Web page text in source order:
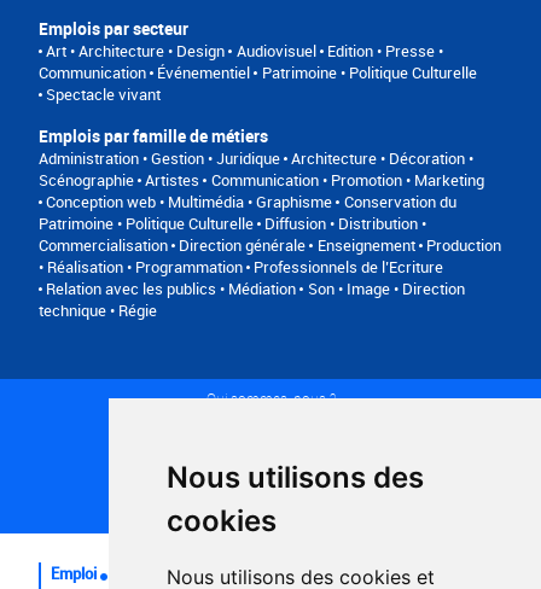
Nous utilisons des
cookies
Nous utilisons des cookies et
Emplois par secteur
Art • Architecture • Design Audiovisuel Edition • Presse •
Communication Événementiel
Patrimoine • Politique Culturelle
Spectacle vivant
Emplois par famille de métiers
Administration • Gestion • Juridique Architecture • Décoration •
Scénographie Artistes
Communication • Promotion • Marketing
Conception web • Multimédia • Graphisme Conservation du
Patrimoine • Politique Culturelle Diffusion • Distribution •
Commercialisation Direction générale Enseignement Production
• Réalisation • Programmation Professionnels de l’Ecriture
Relation avec les publics • Médiation
Son • Image • Direction
technique • Régie
Qui sommes-nous ?
Plan du site
FAQ recruteurs
FAQ
Emploi